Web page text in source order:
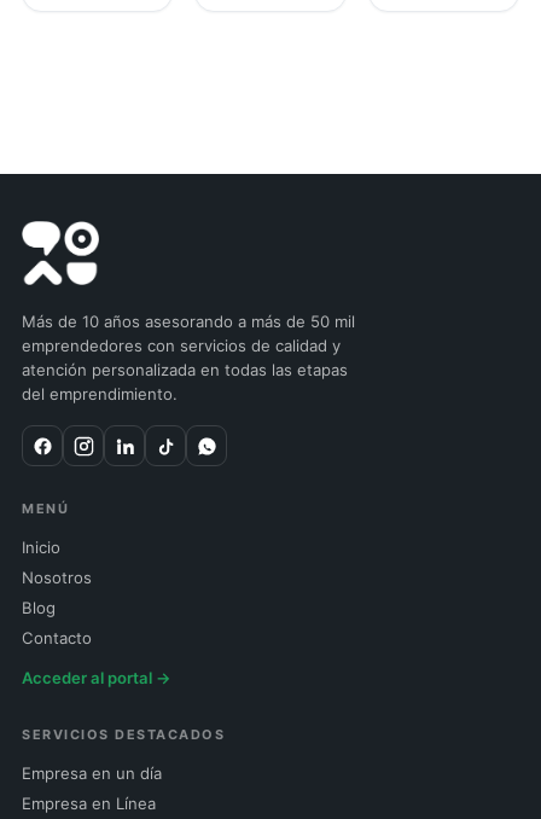
Más de 10 años asesorando a más de 50 mil
emprendedores con servicios de calidad y
atención personalizada en todas las etapas
del emprendimiento.
MENÚ
Inicio
Nosotros
Blog
Contacto
Acceder al portal →
SERVICIOS DESTACADOS
Empresa en un día
Empresa en Línea